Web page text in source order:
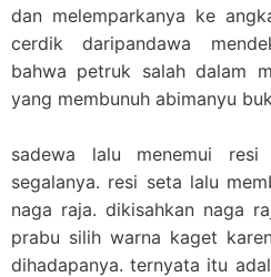
dan melemparkanya ke
cerdik daripandawa
bahwa petruk salah dalam
yang membunuh abimanyu
sadewa lalu menemui resi
segalanya. resi seta lalu
naga raja. dikisahkan naga
prabu silih warna kaget
dihadapanya. ternyata itu